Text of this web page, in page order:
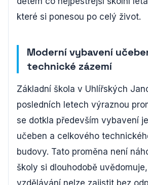
které si ponesou po celý život.
Moderní vybavení
technické zázemí
Základní škola v Uhlířských
posledních letech výraznou
se dotkla především vybavení
učeben a celkového
budovy. Tato proměna není
školy si dlouhodobě
vzdělávání nelze zajistit bez